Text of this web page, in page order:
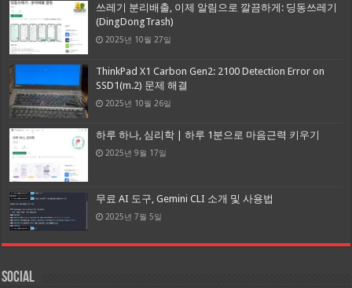
쓰레기 분리배출, 이제 알림으로 깔끔하게: 딩동쓰레기
(DingDongTrash)
2025년 10월 27일
ThinkPad X1 Carbon Gen2: 2100 Detection Error on
SSD1(m.2) 문제 해결
2025년 10월 26일
하루 하나, 심리학 | 하루 1분으로 마음근력 키우기
2025년 9월 17일
무료 AI 도구, Gemini CLI 소개 및 사용법
2025년 7월 5일
Social